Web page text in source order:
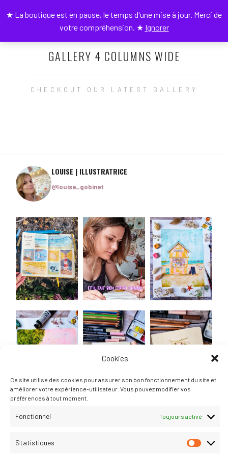
Cookies
Ce site utilise des cookies pour assurer son bon fonctionnement du site et
améliorer votre expérience-utilisateur. Vous pouvez modifier vos
préférences à tout moment.
Fonctionnel Toujours activé
Statistiques
0
GALLERY 4 COLUMNS WIDE
CHECKOUT OUR LATEST GALLERY
LOUISE | ILLUSTRATRICE
@louise_gobinet
★ La boutique est en pause, le temps d'une mise à jour. Merci de
votre compréhension. ★ Ignorer